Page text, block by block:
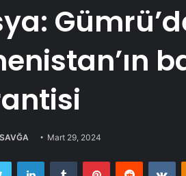
Mart 29, 2024
Twitter LinkedInTumblr PinterestReddit